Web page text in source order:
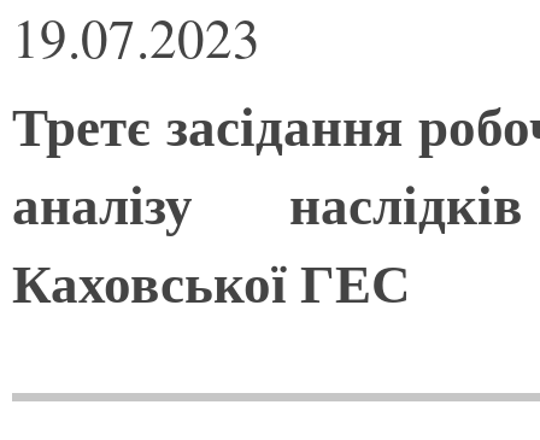
19.07.2023
Третє засідання
аналізу
Каховської ГЕС